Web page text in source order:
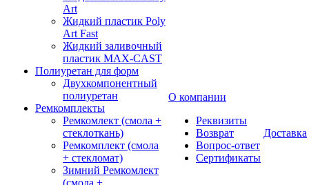
Art
Жидкий пластик Poly
Art Fast
Жидкий заливочный
пластик MAX-CAST
Полиуретан для форм
Двухкомпонентный
полиуретан
Ремкомплекты
Ремкомлект (смола +
стеклоткань)
Ремкомплект (смола
+ стекломат)
Зимний Ремкомлект
(смола +
О компании
Реквизиты
Возврат
Вопрос-ответ
Сертификаты
Доставка